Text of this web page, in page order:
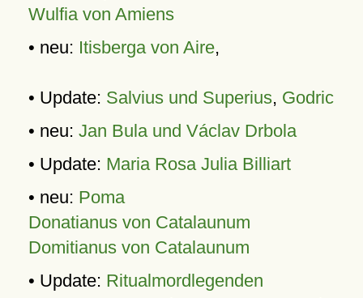
Wulfia von Amiens
• neu: Itisberga von Aire,
• Update: Salvius und Superius, Godric
• neu: Jan Bula und Václav Drbola
• Update: Maria Rosa Julia Billiart
• neu: Poma
Donatianus von Catalaunum
Domitianus von Catalaunum
• Update: Ritualmordlegenden